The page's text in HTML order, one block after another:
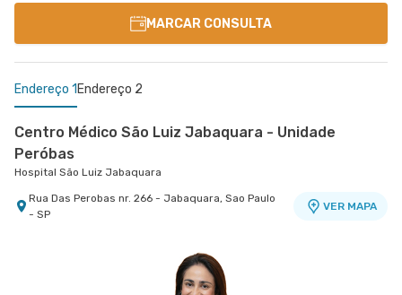
MARCAR CONSULTA
Endereço 1 Endereço 2
Centro Médico São Luiz Jabaquara - Unidade
Peróbas
Hospital São Luiz Jabaquara
Rua Das Perobas nr. 266 - Jabaquara, Sao Paulo
- SP
VER MAPA
Avenida Joao Barreto de Menezes nr. 677 - Vila